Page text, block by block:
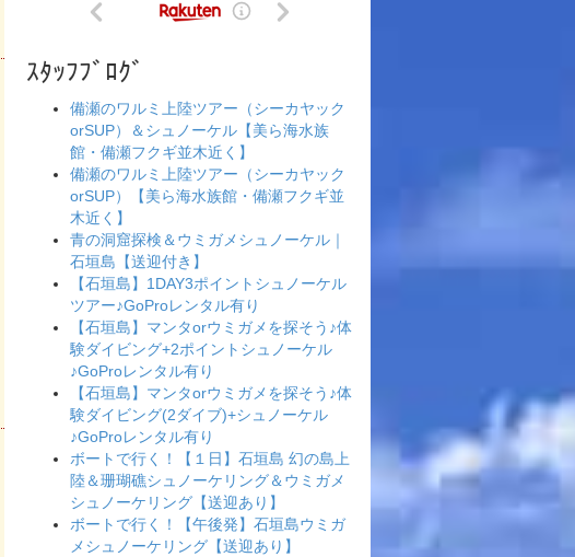
ｽﾀｯﾌﾌﾞﾛｸﾞ
備瀬のワルミ上陸ツアー（シーカヤック
orSUP）＆シュノーケル【美ら海水族
館・備瀬フクギ並木近く】
備瀬のワルミ上陸ツアー（シーカヤック
orSUP）【美ら海水族館・備瀬フクギ並
木近く】
青の洞窟探検＆ウミガメシュノーケル｜
石垣島【送迎付き】
【石垣島】1DAY3ポイントシュノーケル
ツアー♪GoProレンタル有り
【石垣島】マンタorウミガメを探そう♪体
験ダイビング+2ポイントシュノーケル
♪GoProレンタル有り
【石垣島】マンタorウミガメを探そう♪体
験ダイビング(2ダイブ)+シュノーケル
♪GoProレンタル有り
ボートで行く！【１日】石垣島 幻の島上
陸＆珊瑚礁シュノーケリング＆ウミガメ
シュノーケリング【送迎あり】
ボートで行く！【午後発】石垣島ウミガ
メシュノーケリング【送迎あり】